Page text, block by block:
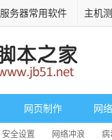
服务器常用软件 主机
网页制作 网
安全设置 网络冲浪 病